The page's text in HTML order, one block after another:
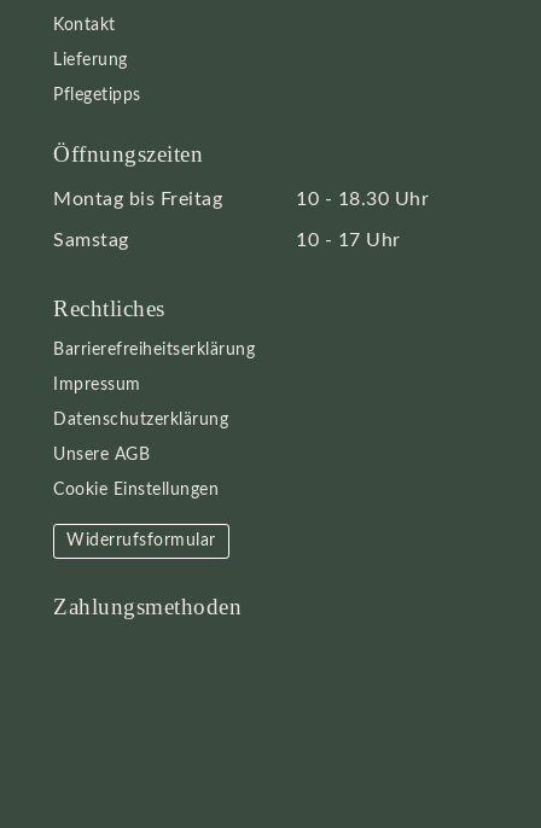
Kontakt
Lieferung
Pflegetipps
Öffnungszeiten
Montag bis Freitag 10 - 18.30 Uhr
Samstag 10 - 17 Uhr
Rechtliches
Barrierefreiheitserklärung
Impressum
Datenschutzerklärung
Unsere AGB
Cookie Einstellungen
Widerrufsformular
Zahlungsmethoden